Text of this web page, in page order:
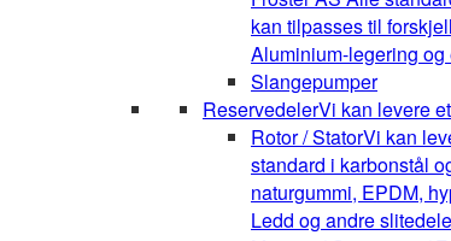
kan tilpasses til
Aluminium-legering
Slangepumper
ReservedelerVi kan levere
Rotor / StatorVi kan
standard i karbonstål
naturgummi, EPDM,
Ledd og andre